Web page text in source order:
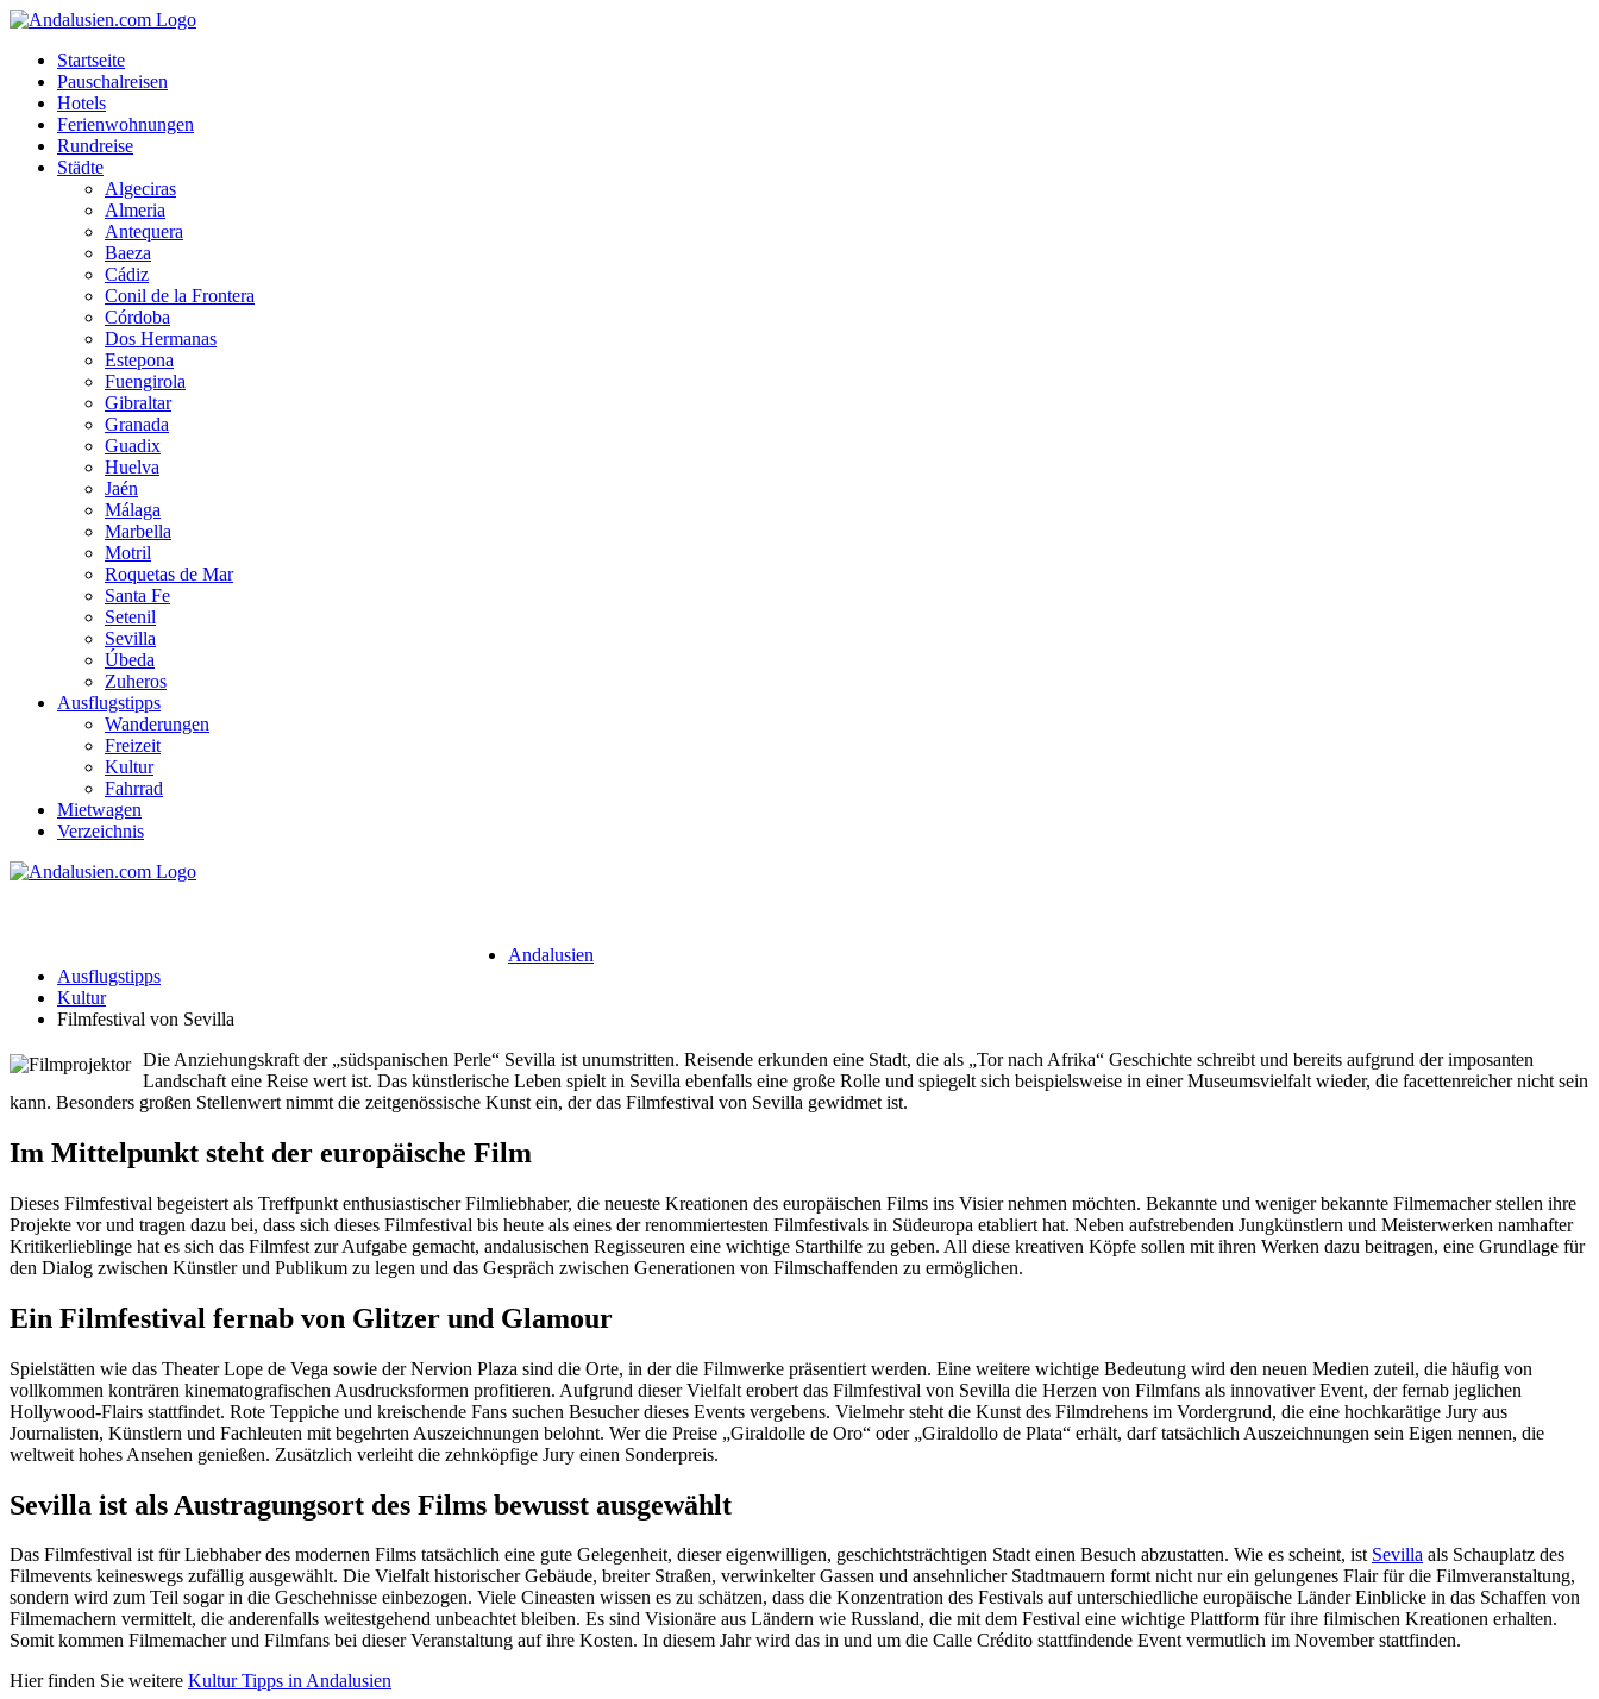
Startseite
Pauschalreisen
Hotels
Ferienwohnungen
Rundreise
Städte
Algeciras
Almeria
Antequera
Baeza
Cádiz
Conil de la Frontera
Córdoba
Dos Hermanas
Estepona
Fuengirola
Gibraltar
Granada
Guadix
Huelva
Jaén
Málaga
Marbella
Motril
Roquetas de Mar
Santa Fe
Setenil
Sevilla
Úbeda
Zuheros
Ausflugstipps
Wanderungen
Freizeit
Kultur
Fahrrad
Mietwagen
Verzeichnis
Andalusien
Ausflugstipps
Kultur
Filmfestival von Sevilla
Die Anziehungskraft der „südspanischen Perle“ Sevilla ist unumstritten. Reisende erkunden eine Stadt, die als „Tor nach Afrika“ Geschichte schreibt und bereits aufgrund der imposanten
Landschaft eine Reise wert ist. Das künstlerische Leben spielt in Sevilla ebenfalls eine große Rolle und spiegelt sich beispielsweise in einer Museumsvielfalt wieder, die facettenreicher nicht sein
kann. Besonders großen Stellenwert nimmt die zeitgenössische Kunst ein, der das Filmfestival von Sevilla gewidmet ist.
Im Mittelpunkt steht der europäische Film
Dieses Filmfestival begeistert als Treffpunkt enthusiastischer Filmliebhaber, die neueste Kreationen des europäischen Films ins Visier nehmen möchten. Bekannte und weniger bekannte Filmemacher stellen ihre
Projekte vor und tragen dazu bei, dass sich dieses Filmfestival bis heute als eines der renommiertesten Filmfestivals in Südeuropa etabliert hat. Neben aufstrebenden Jungkünstlern und Meisterwerken namhafter
Kritikerlieblinge hat es sich das Filmfest zur Aufgabe gemacht, andalusischen Regisseuren eine wichtige Starthilfe zu geben. All diese kreativen Köpfe sollen mit ihren Werken dazu beitragen, eine Grundlage für
den Dialog zwischen Künstler und Publikum zu legen und das Gespräch zwischen Generationen von Filmschaffenden zu ermöglichen.
Ein Filmfestival fernab von Glitzer und Glamour
Spielstätten wie das Theater Lope de Vega sowie der Nervion Plaza sind die Orte, in der die Filmwerke präsentiert werden. Eine weitere wichtige Bedeutung wird den neuen Medien zuteil, die häufig von
vollkommen konträren kinematografischen Ausdrucksformen profitieren. Aufgrund dieser Vielfalt erobert das Filmfestival von Sevilla die Herzen von Filmfans als innovativer Event, der fernab jeglichen
Hollywood-Flairs stattfindet. Rote Teppiche und kreischende Fans suchen Besucher dieses Events vergebens. Vielmehr steht die Kunst des Filmdrehens im Vordergrund, die eine hochkarätige Jury aus
Journalisten, Künstlern und Fachleuten mit begehrten Auszeichnungen belohnt. Wer die Preise „Giraldolle de Oro“ oder „Giraldollo de Plata“ erhält, darf tatsächlich Auszeichnungen sein Eigen nennen, die
weltweit hohes Ansehen genießen. Zusätzlich verleiht die zehnköpfige Jury einen Sonderpreis.
Sevilla ist als Austragungsort des Films bewusst ausgewählt
Das Filmfestival ist für Liebhaber des modernen Films tatsächlich eine gute Gelegenheit, dieser eigenwilligen, geschichtsträchtigen Stadt einen Besuch abzustatten. Wie es scheint, ist Sevilla als Schauplatz des
Filmevents keineswegs zufällig ausgewählt. Die Vielfalt historischer Gebäude, breiter Straßen, verwinkelter Gassen und ansehnlicher Stadtmauern formt nicht nur ein gelungenes Flair für die Filmveranstaltung,
sondern wird zum Teil sogar in die Geschehnisse einbezogen. Viele Cineasten wissen es zu schätzen, dass die Konzentration des Festivals auf unterschiedliche europäische Länder Einblicke in das Schaffen von
Filmemachern vermittelt, die anderenfalls weitestgehend unbeachtet bleiben. Es sind Visionäre aus Ländern wie Russland, die mit dem Festival eine wichtige Plattform für ihre filmischen Kreationen erhalten.
Somit kommen Filmemacher und Filmfans bei dieser Veranstaltung auf ihre Kosten. In diesem Jahr wird das in und um die Calle Crédito stattfindende Event vermutlich im November stattfinden.
Hier finden Sie weitere Kultur Tipps in Andalusien